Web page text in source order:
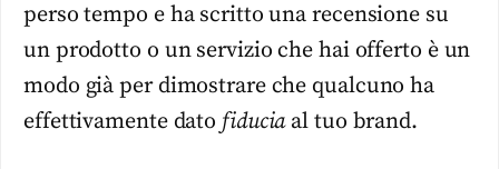
perso tempo e ha scritto una recensione su
un prodotto o un servizio che hai offerto è un
modo già per dimostrare che qualcuno ha
effettivamente dato fiduciaal tuo brand.